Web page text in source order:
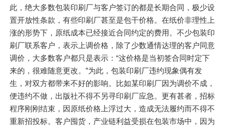
此，绝大多数包装印刷厂与客户签订的都是长期合同，极少设
置开放性条款，有些印刷厂甚至是包干价格。在纸价非理性上
涨的形势下，原纸成本已经接近合同约定的费用。不少包装印
刷厂联系客户，表示上调价格，除了少数通情达理的客户同意
调价，大多数客户都只是表示：“这价格是当初签合同时定下
来的，很难随意更改。”为此，包装印刷厂违约现象偶有发
生，对双方都带来不好的影响。比如某印刷厂因为调价不成，
便违约不做，出版社不得不另寻印刷厂应急。更有甚者，招标
程序刚刚结束，因原纸价格上浮过大，造成无法履约而不得不
重新招投标。客户囤货，产业链利益受损在包装市场中，因为